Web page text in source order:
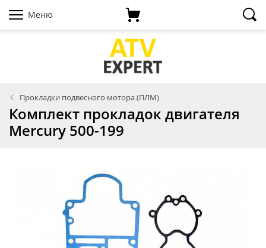
Меню
Прокладки подвесного мотора (ПЛМ)
Комплект прокладок двигателя
Mercury 500-199